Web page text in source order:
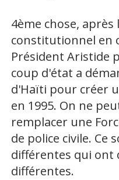
4ème chose,
constitutionnel en
Président Aristide
coup d'état a
d'Haïti pour créer
en 1995. On ne
remplacer une
de police civile.
différentes qui ont
différentes.